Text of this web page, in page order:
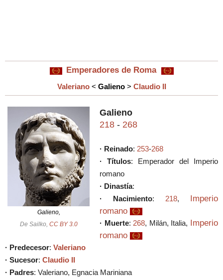
Emperadores de Roma
Valeriano < Galieno > Claudio II
Galieno,
De Sailko, CC BY 3.0
Galieno
218 - 268
· Reinado: 253-268
· Títulos: Emperador del Imperio
romano
· Dinastía:
· Nacimiento: 218,
Imperio
romano
· Muerte: 268, Milán, Italia,
Imperio
romano
· Predecesor: Valeriano
· Sucesor: Claudio II
· Padres: Valeriano, Egnacia Mariniana